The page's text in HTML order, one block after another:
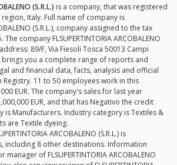
(S.R.L.) is a company, that was registered
Italy. Full name of company is
(S.R.L.), company assigned to the tax
company FLSUPERTINTORIA ARCOBALENO
89/F, Via Fiesoli Tosca 50013 Campi
brings you a complete range of reports and
and financial data, facts, analysis and official
11 to 50 employees work in this
EUR. The company's sales for last year
EUR, and that has Negativo the credit
is Manufacturers. Industry category is Textiles &
are Textile dyeing.
ARCOBALENO (S.R.L.) is
including 8 other destinations. Information
of FLSUPERTINTORIA ARCOBALENO